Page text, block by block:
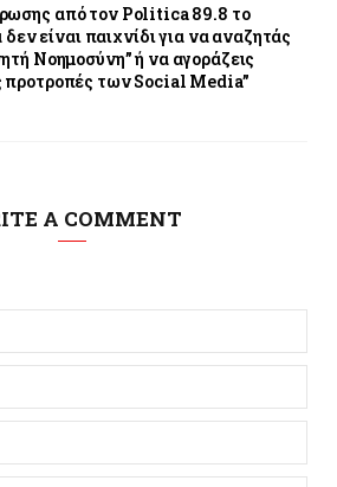
από τον Politica 89.8 το
είναι παιχνίδι για να αναζητάς
Νοημοσύνη” ή να αγοράζεις
προτροπές των Social Media”
A COMMENT